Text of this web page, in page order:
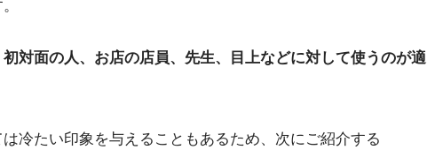
初対面の人、お店の店員、先生、目上などに対して使うのが適
冷たい印象を与えることもあるため、次にご紹介する